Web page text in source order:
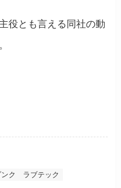
役とも言える同社の動
ク
ラブテック